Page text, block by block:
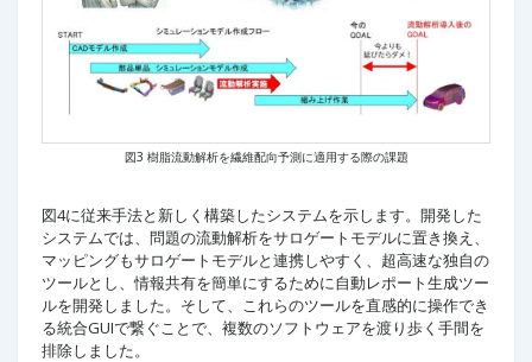
図3 樹脂流動解析を繊維配向予測に適用する際の課題
図4に従来手法と新しく構築したシステムを示します。開発した
システムでは、問題の流動解析をサロゲートモデルに置き換え、
マッピングもサロゲートモデルと連携しやすく、超高速な独自の
ツールとし、情報共有を簡単にするために自動レポート生成ツー
ルを開発しました。そして、これらのツールを直感的に操作でき
る統合GUIで繋ぐことで、複数のソフトウェアを渡り歩く手間を
排除しました。